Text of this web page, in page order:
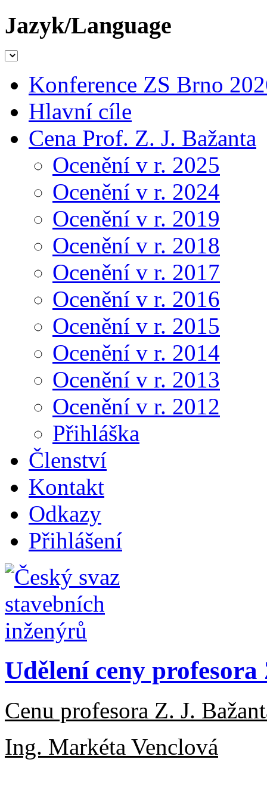
Jazyk/Language
Konference ZS Brno
Hlavní cíle
Cena Prof. Z. J. Bažanta
Ocenění v r. 2025
Ocenění v r. 2024
Ocenění v r. 2019
Ocenění v r. 2018
Ocenění v r. 2017
Ocenění v r. 2016
Ocenění v r. 2015
Ocenění v r. 2014
Ocenění v r. 2013
Ocenění v r. 2012
Přihláška
Členství
Kontakt
Odkazy
Přihlášení
Udělení ceny
Cenu profesora Z. J.
Ing. Markéta Venclová